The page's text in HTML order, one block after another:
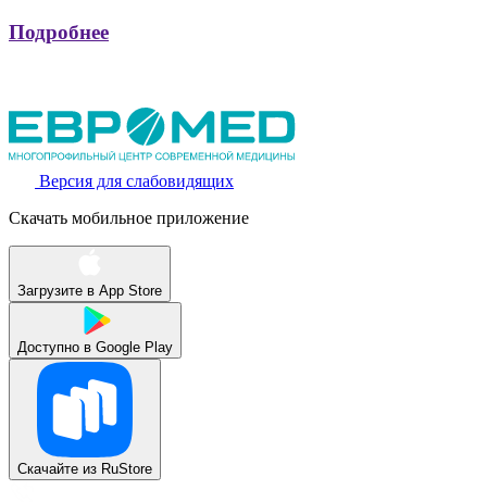
Подробнее
Версия для слабовидящих
Скачать мобильное приложение
Загрузите в App Store
Доступно в Google Play
Скачайте из RuStore